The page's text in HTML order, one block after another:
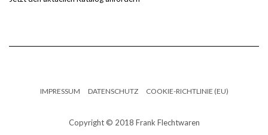
IMPRESSUM DATENSCHUTZ COOKIE-RICHTLINIE (EU)
Copyright © 2018 Frank Flechtwaren